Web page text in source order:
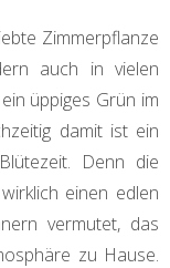
Zimmerpflanze
auch in vielen
üppiges Grün im
damit ist ein
Denn die
einen edlen
vermutet, das
zu Hause.